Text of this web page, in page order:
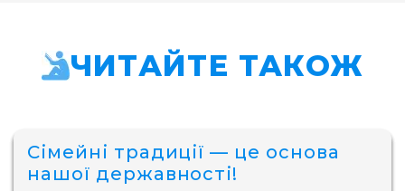
ЧИТАЙТЕ ТАКОЖ
Сімейні традиції — це основа
нашої державності!